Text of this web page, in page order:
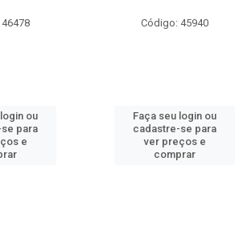
ou
para
e
Código: 45940
Faça seu login ou
cadastre-se para
ver preços e
comprar